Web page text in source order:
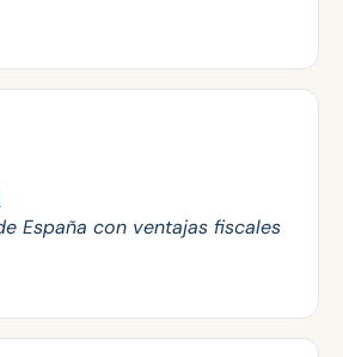
España con ventajas fiscales